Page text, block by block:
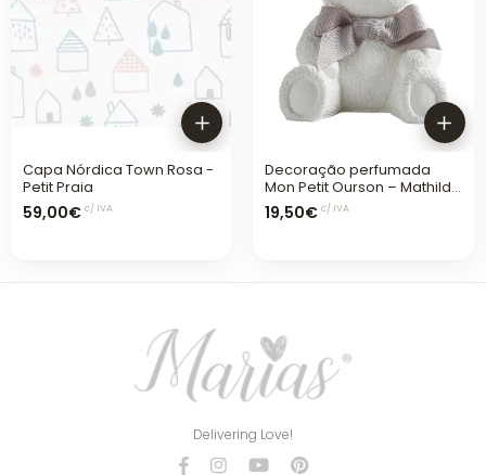
Capa Nórdica Town Rosa -
Petit Praia
59,00€ c/ IVA
Decoração perfumada
Mon Petit Ourson – Mathilde
M.
19,50€ c/ IVA
Delivering Love!